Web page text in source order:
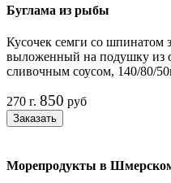
Буглама из рыбы
Кусочек семги со шпинатом
выложенный на подушку из
сливочным соусом, 140/80/
270 г. 850 руб
Заказать
Морепродукты в Шмерском